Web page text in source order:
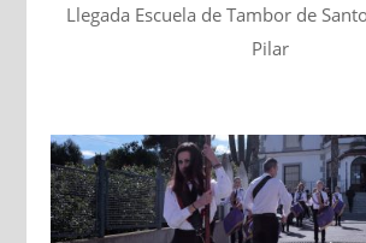
Llegada Escuela de Tambor de
Pilar